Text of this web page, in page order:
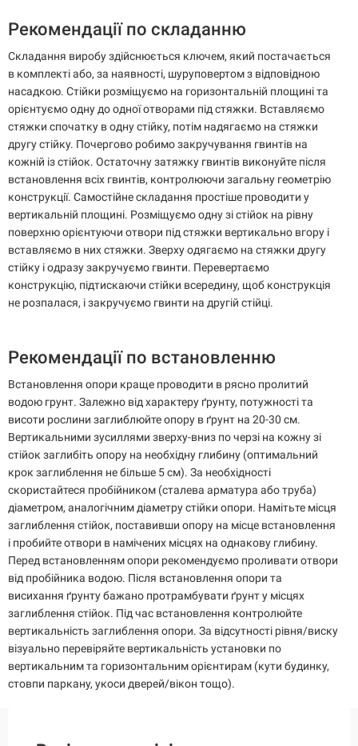
Рекомендації по складанню
Складання виробу здійснюється ключем, який постачається
в комплекті або, за наявності, шуруповертом з відповідною
насадкою. Стійки розміщуємо на горизонтальній площині та
орієнтуємо одну до одної отворами під стяжки. Вставляємо
стяжки спочатку в одну стійку, потім надягаємо на стяжки
другу стійку. Почергово робимо закручування гвинтів на
кожній із стійок. Остаточну затяжку гвинтів виконуйте після
встановлення всіх гвинтів, контролюючи загальну геометрію
конструкції. Самостійне складання простіше проводити у
вертикальній площині. Розміщуємо одну зі стійок на рівну
поверхню орієнтуючи отвори під стяжки вертикально вгору і
вставляємо в них стяжки. Зверху одягаємо на стяжки другу
стійку і одразу закручуємо гвинти. Перевертаємо
конструкцію, підтискаючи стійки всередину, щоб конструкція
не розпалася, і закручуємо гвинти на другій стійці.
Рекомендації по встановленню
Встановлення опори краще проводити в рясно пролитий
водою грунт. Залежно від характеру ґрунту, потужності та
висоти рослини заглиблюйте опору в ґрунт на 20-30 см.
Вертикальними зусиллями зверху-вниз по черзі на кожну зі
стійок заглибіть опору на необхідну глибину (оптимальний
крок заглиблення не більше 5 см). За необхідності
скористайтеся пробійником (сталева арматура або труба)
діаметром, аналогічним діаметру стійки опори. Намітьте місця
заглиблення стійок, поставивши опору на місце встановлення
і пробийте отвори в намічених місцях на однакову глибину.
Перед встановленням опори рекомендуємо проливати отвори
від пробійника водою. Після встановлення опори та
висихання ґрунту бажано протрамбувати ґрунт у місцях
заглиблення стійок. Під час встановлення контролюйте
вертикальність заглиблення опори. За відсутності рівня/виску
візуально перевіряйте вертикальність установки по
вертикальним та горизонтальним орієнтирам (кути будинку,
стовпи паркану, укоси дверей/вікон тощо).